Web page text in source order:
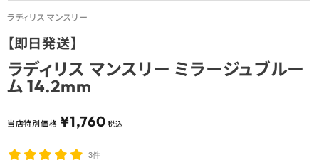
ラディリス マンスリー
【即日発送】
ラディリス マンスリー ミラージュブルー
ム 14.2mm
当店特別価格 ¥1,760 税込
3件